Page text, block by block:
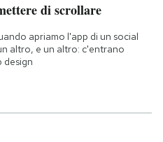
di scrollare
apriamo l'app di un social
altro, e un altro: c'entrano
design